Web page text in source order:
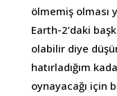
ölmemiş olması
Earth-2’daki
olabilir diye
hatırladığım
oynayacağı için